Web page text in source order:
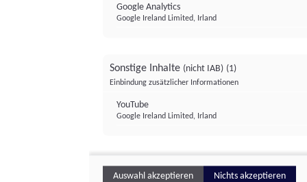
Google Analytics
Google Ireland Limited, Irland
Sonstige Inhalte (nicht IAB) (1)
Einbindung zusätzlicher Informationen
YouTube
Google Ireland Limited, Irland
Auswahl akzeptieren Nichts akzeptieren